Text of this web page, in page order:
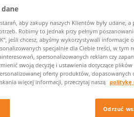
aby zakupy naszych Klientów były udane,
Robimy to jednak przy pełnym
jeśli chcesz, abyśmy wykorzystywali informacje
specjalnie dla Ciebie treści, w tym
spersonalizowanych reklam czy
swoją decyzję i ustawienia dotyczące plików
oferty produktów, dopasowanych
więcej informacji, przeczytaj naszą politykę
Odrzuć